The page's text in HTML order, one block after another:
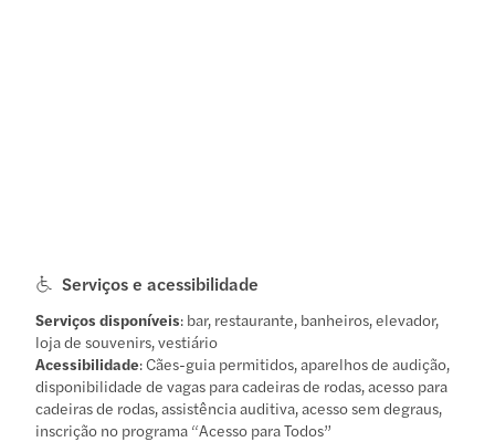
Serviços e acessibilidade
Serviços disponíveis: bar, restaurante, banheiros, elevador,
loja de souvenirs, vestiário
Acessibilidade: Cães-guia permitidos, aparelhos de audição,
disponibilidade de vagas para cadeiras de rodas, acesso para
cadeiras de rodas, assistência auditiva, acesso sem degraus,
inscrição no programa “Acesso para Todos”